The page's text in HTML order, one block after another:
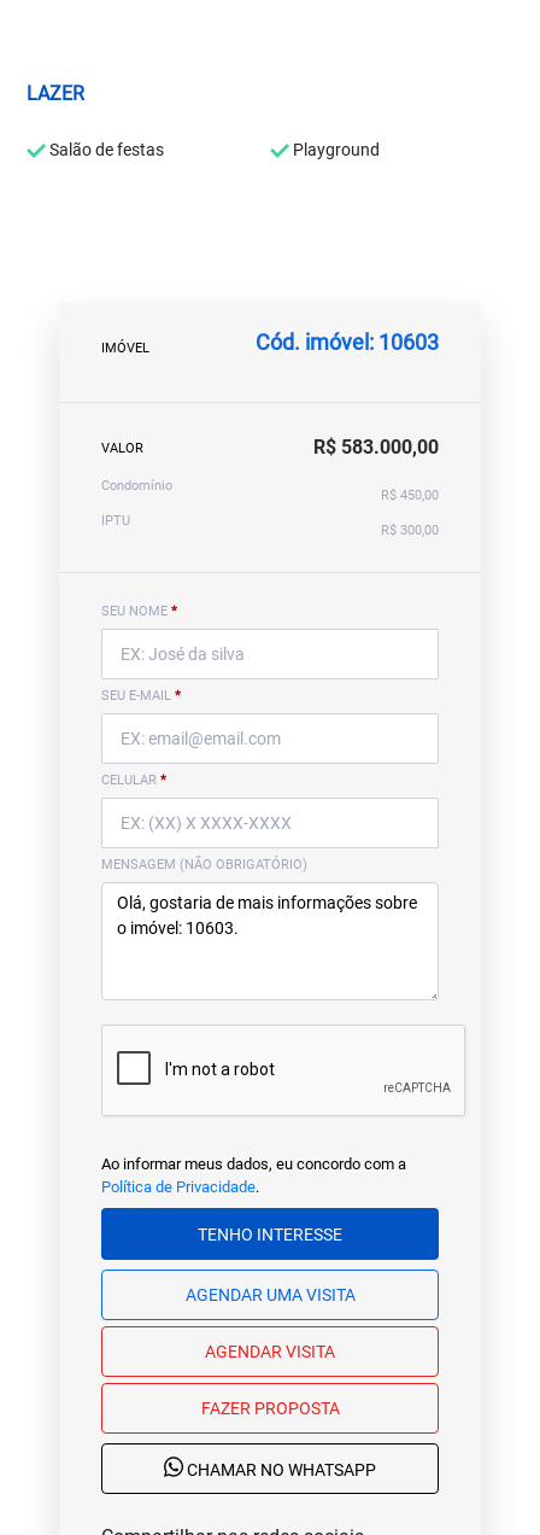
LAZER
Salão de festas Playground
IMÓVEL Cód. imóvel: 10603
VALOR R$ 583.000,00
Condomínio
R$ 450,00
IPTU
R$ 300,00
SEU NOME *
SEU E-MAIL *
CELULAR *
MENSAGEM (NÃO OBRIGATÓRIO)
Ao informar meus dados, eu concordo com a
Política de Privacidade.
TENHO INTERESSE
AGENDAR UMA VISITA
AGENDAR VISITA
FAZER PROPOSTA
CHAMAR NO WHATSAPP